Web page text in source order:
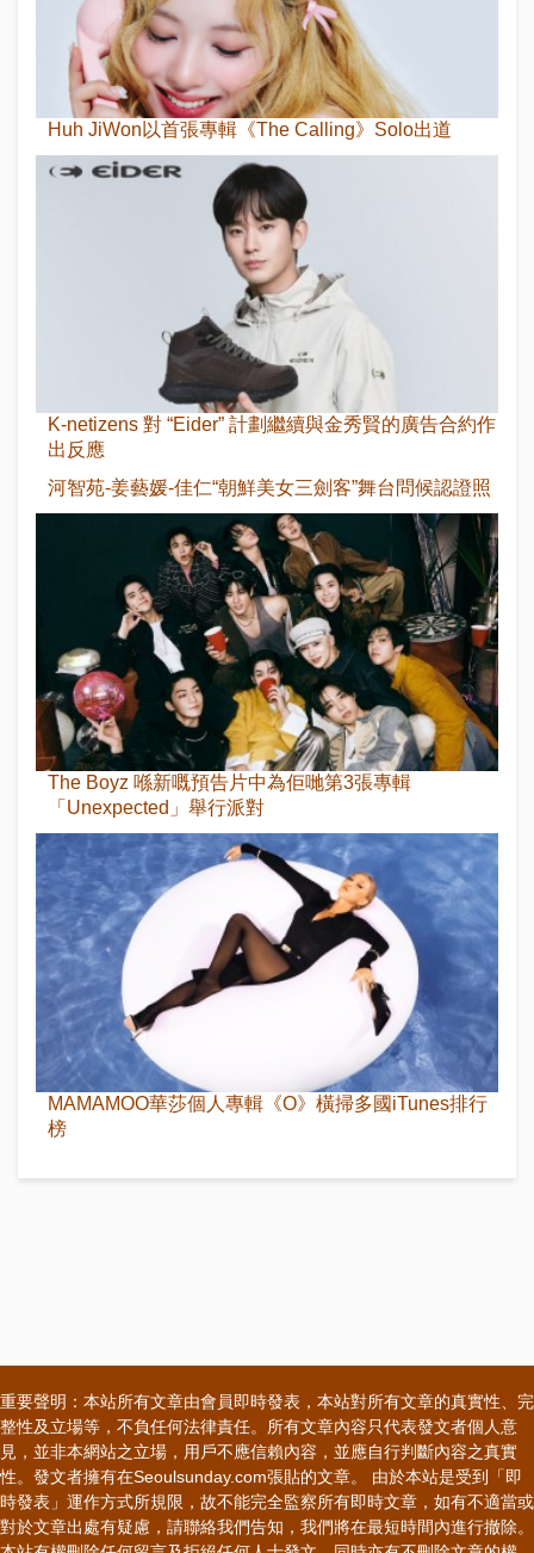
Huh JiWon以首張專輯《The Calling》Solo出道
K-netizens 對 “Eider” 計劃繼續與金秀賢的廣告合約作
出反應
河智苑-姜藝媛-佳仁“朝鮮美女三劍客”舞台問候認證照
The Boyz 喺新嘅預告片中為佢哋第3張專輯
「Unexpected」舉行派對
MAMAMOO華莎個人專輯《O》橫掃多國iTunes排行
榜
重要聲明：本站所有文章由會員即時發表，本站對所有文章的真實性、完
整性及立場等，不負任何法律責任。所有文章內容只代表發文者個人意
見，並非本網站之立場，用戶不應信賴內容，並應自行判斷內容之真實
性。發文者擁有在Seoulsunday.com張貼的文章。 由於本站是受到「即
時發表」運作方式所規限，故不能完全監察所有即時文章，如有不適當或
對於文章出處有疑慮，請聯絡我們告知，我們將在最短時間內進行撤除。